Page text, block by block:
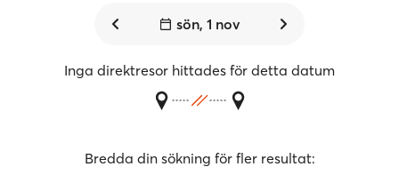
sön, 1 nov
Inga direktresor hittades för detta datum
Bredda din sökning för fler resultat: